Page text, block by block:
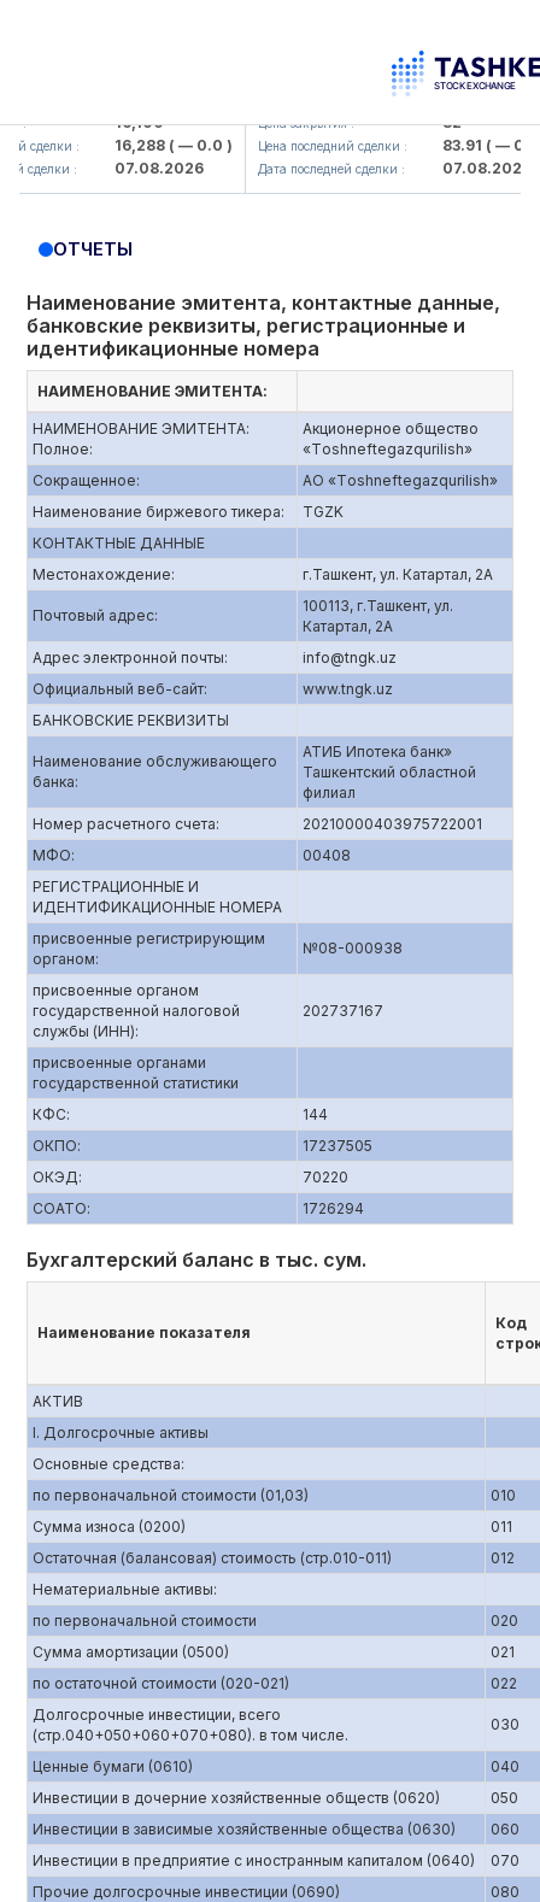
16,100
: 16,288( — 0.0 )
: 07.08.2026
KFSK (<Kafolat sug'urta
Цена закрытия : 82
Цена последний сделки : 83.91( — 0.0 )
Дата последней сделки : 07.08.2026
ОТЧЕТЫ
Наименование эмитента, контактные данные,
банковские реквизиты, регистрационные и
идентификационные номера
НАИМЕНОВАНИЕ ЭМИТЕНТА:
НАИМЕНОВАНИЕ ЭМИТЕНТА:
Полное:
Акционерное общество
«Tоshneftеgazqurilish»
Сокращенное:
АО «Tоshneftеgazqurilish»
Наименование биржевого тикера:
TGZK
КОНТАКТНЫЕ ДАННЫЕ
Местонахождение:
г.Ташкент, ул. Катартал, 2А
Почтовый адрес:
100113, г.Ташкент, ул.
Катартал, 2А
Адрес электронной почты:
info@tngk.uz
Официальный веб-сайт:
www.tngk.uz
БАНКОВСКИЕ РЕКВИЗИТЫ
Наименование обслуживающего
банка:
АТИБ Ипотека банк»
Ташкентский областной
филиал
Номер расчетного счета:
20210000403975722001
МФО:
00408
РЕГИСТРАЦИОННЫЕ И
ИДЕНТИФИКАЦИОННЫЕ НОМЕРА
присвоенные регистрирующим
органом:
№08-000938
присвоенные органом
государственной налоговой
службы (ИНН):
202737167
присвоенные органами
государственной статистики
КФС:
144
ОКПО:
17237505
ОКЭД:
70220
СОАТО:
1726294
Бухгалтерский баланс в тыс. сум.
Наименование показателя
Код
АКТИВ
I. Долгосрочные активы
Основные средства:
по первоначальной стоимости (01,03)
010
Сумма износа (0200)
011
Остаточная (балансовая) стоимость (стр.010-011)
012
Нематериальные активы:
по первоначальной стоимости
020
Сумма амортизации (0500)
021
по остаточной стоимости (020-021)
022
Долгосрочные инвестиции, всего
(стр.040+050+060+070+080). в том числе.
030
Ценные бумаги (0610)
040
Инвестиции в дочерние хозяйственные обществ (0620)
050
Инвестиции в зависимые хозяйственные общества (0630)
060
Инвестиции в предприятие с иностранным капиталом (0640)
070
Прочие долгосрочные инвестиции (0690)
080